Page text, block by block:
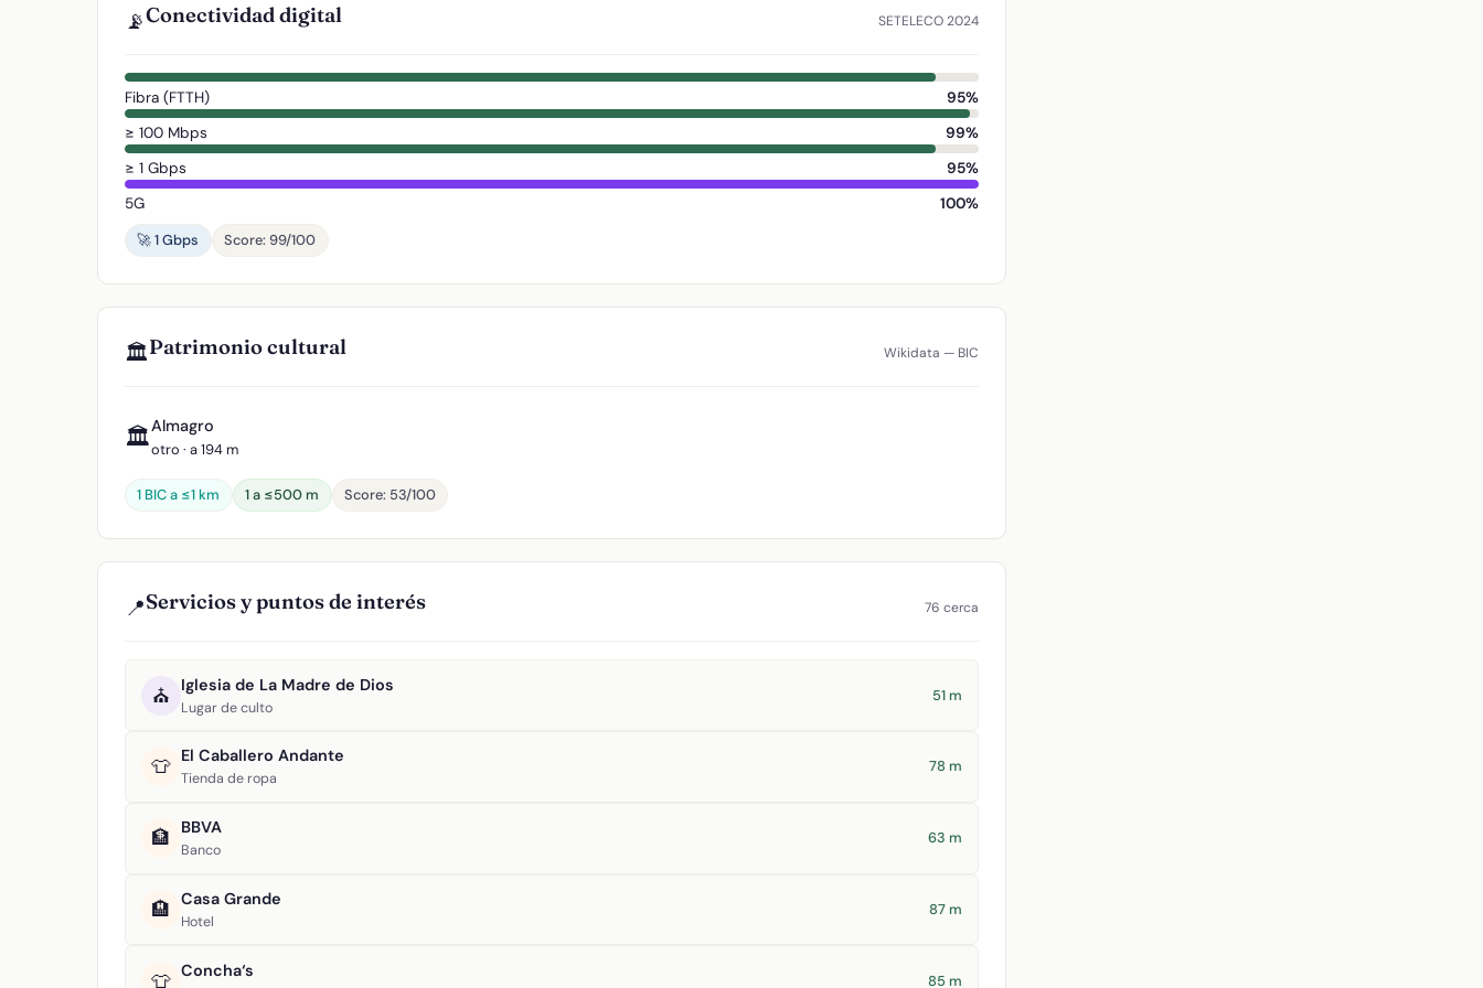
📡Conectividad digital SETELECO 2024
Fibra (FTTH)
95%
≥ 100 Mbps
99%
≥ 1 Gbps
95%
5G
100%
🚀 1 Gbps
Score: 99/100
🏛️Patrimonio cultural Wikidata — BIC
🏛️Almagro
otro · a 194 m
1 BIC a ≤1 km 1 a ≤500 m Score: 53/100
📍Servicios y puntos de interés 76 cerca
⛪ Iglesia de La Madre de Dios
Lugar de culto
51 m
👕 El Caballero Andante
Tienda de ropa
78 m
🏦 BBVA
Banco
63 m
🏨 Casa Grande
Hotel
87 m
👕 Concha‘s
85 m